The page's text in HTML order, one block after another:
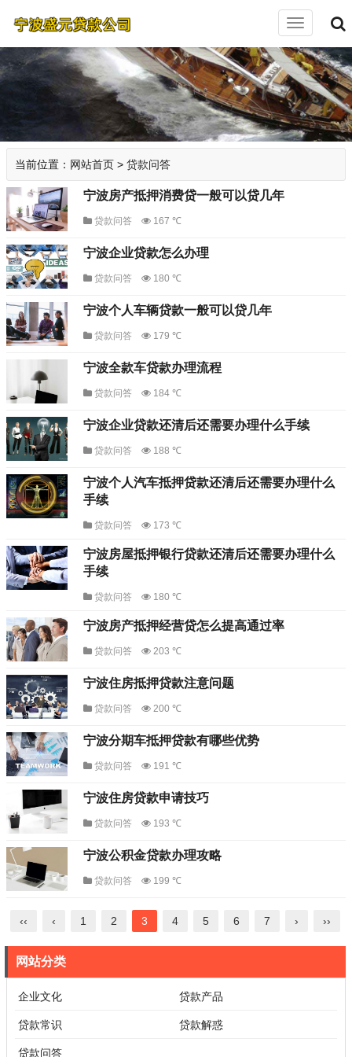
切
导
航
当前位置： 网站首页 > 贷款问答
宁波房产抵押消费贷一般可以贷几年
贷款问答 167 ℃
宁波企业贷款怎么办理
贷款问答 180 ℃
宁波个人车辆贷款一般可以贷几年
贷款问答 179 ℃
宁波全款车贷款办理流程
贷款问答 184 ℃
宁波企业贷款还清后还需要办理什么手续
贷款问答 188 ℃
宁波个人汽车抵押贷款还清后还需要办理什么
手续
贷款问答 173 ℃
宁波房屋抵押银行贷款还清后还需要办理什么
手续
贷款问答 180 ℃
宁波房产抵押经营贷怎么提高通过率
贷款问答 203 ℃
宁波住房抵押贷款注意问题
贷款问答 200 ℃
宁波分期车抵押贷款有哪些优势
贷款问答 191 ℃
宁波住房贷款申请技巧
贷款问答 193 ℃
宁波公积金贷款办理攻略
贷款问答 199 ℃
‹‹ ‹ 1 2 3 4 5 6 7 › ››
网站分类
企业文化 贷款产品
贷款常识 贷款解惑
贷款问答